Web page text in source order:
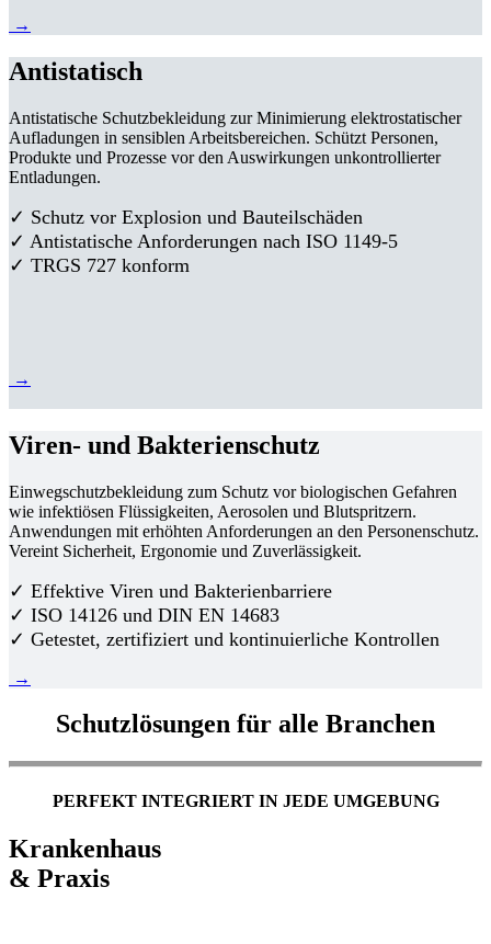
→
Antistatisch
Antistatische Schutzbekleidung zur Minimierung elektrostatischer
Aufladungen in sensiblen Arbeitsbereichen. Schützt Personen,
Produkte und Prozesse vor den Auswirkungen unkontrollierter
Entladungen.
✓ Schutz vor Explosion und Bauteilschäden
✓ Antistatische Anforderungen nach ISO 1149-5
✓ TRGS 727 konform
→
Viren- und Bakterienschutz
Einwegschutzbekleidung zum Schutz vor biologischen Gefahren
wie infektiösen Flüssigkeiten, Aerosolen und Blutspritzern.
Anwendungen mit erhöhten Anforderungen an den Personenschutz.
Vereint Sicherheit, Ergonomie und Zuverlässigkeit.
✓ Effektive Viren und Bakterienbarriere
✓ ISO 14126 und DIN EN 14683
✓ Getestet, zertifiziert und kontinuierliche Kontrollen
→
Schutzlösungen für alle Branchen
PERFEKT INTEGRIERT IN JEDE UMGEBUNG
Krankenhaus
& Praxis